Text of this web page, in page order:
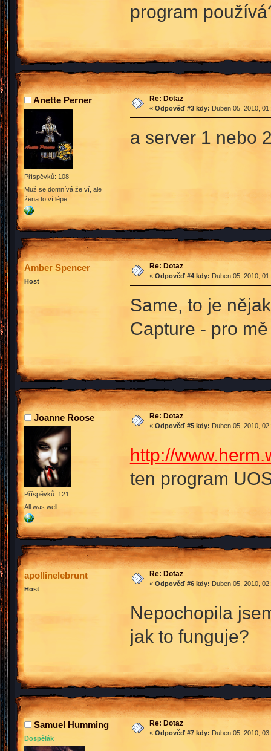
program
Anette Perner
Příspěvků: 108
Muž se domnívá že ví, ale
žena to ví lépe.
Re: Dotaz
« Odpověď #3 kdy: Duben 05, 2010,
a server 1 nebo
Amber Spencer
Host
Re: Dotaz
« Odpověď #4 kdy: Duben 05, 2010,
Same, to je
Capture - pro
Joanne Roose
Příspěvků: 121
All was well.
Re: Dotaz
« Odpověď #5 kdy: Duben 05, 2010,
http://
ten program
apollinelebrunt
Host
Re: Dotaz
« Odpověď #6 kdy: Duben 05, 2010,
Nepochopila
jak to funguje?
Samuel Humming
Dospělák
Re: Dotaz
« Odpověď #7 kdy: Duben 05, 2010,